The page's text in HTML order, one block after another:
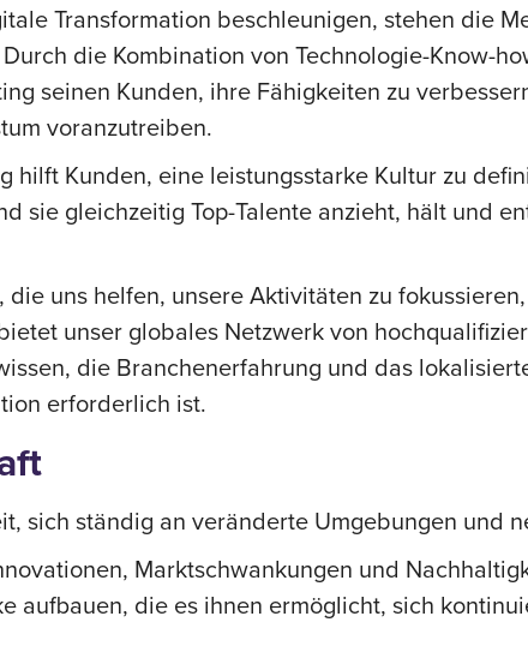
Transformation beschleunigen, stehen die
die Kombination von Technologie-Know-
seinen Kunden, ihre Fähigkeiten zu
voranzutreiben.
hilft Kunden, eine leistungsstarke Kultur zu
sie gleichzeitig Top-Talente anzieht, hält und
uns helfen, unsere Aktivitäten zu
unser globales Netzwerk von
die Branchenerfahrung und das
erforderlich ist.
sich ständig an veränderte Umgebungen und
Marktschwankungen und
aufbauen, die es ihnen ermöglicht, sich